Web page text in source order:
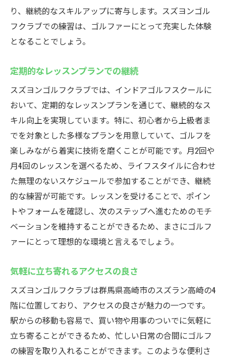
り、継続的なスキルアップに寄与します。スズヨンゴル
フクラブでの練習は、ゴルファーにとって充実した体験
となることでしょう。
定期的なレッスンプランでの継続
スズヨンゴルフクラブでは、インドアゴルフスクールに
おいて、定期的なレッスンプランを通じて、継続的なス
キル向上を実現しています。特に、初心者から上級者ま
でを対象とした多様なプランを用意していて、ゴルフを
楽しみながら着実に技術を磨くことが可能です。月2回や
月4回のレッスンを選べるため、ライフスタイルに合わせ
た無理のないスケジュールで参加することができ、継続
的な練習が可能です。レッスンを受けることで、ポイン
トやフォームを確認し、次のステップへ進むためのモチ
ベーションを維持することができるため、まさにゴルフ
ァーにとって理想的な環境と言えるでしょう。
気軽に立ち寄れるアクセスの良さ
スズヨンゴルフクラブは群馬県高崎市のスズラン高崎の4
階に位置しており、アクセスの良さが魅力の一つです。
駅からの移動も容易で、買い物や用事のついでに気軽に
立ち寄ることができるため、忙しい日常の合間にゴルフ
の練習を取り入れることができます。このような便利さ